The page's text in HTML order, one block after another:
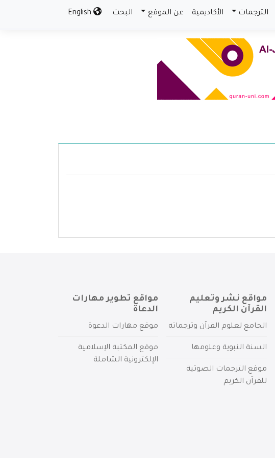
الترجمات الأكاديمية عن الموقع البحث
مواقع نشر وتعليم
القرآن الكريم
الجامع لعلوم القرآن وترجماته
السنة النبوية وعلومها
موقع الترجمات الصوتية
للقرآن الكريم
مواقع تطوير مهارات
الدعاة
موقع مهارات الدعوة
موقع المكتبة الإسلامية
الإلكترونية الشاملة